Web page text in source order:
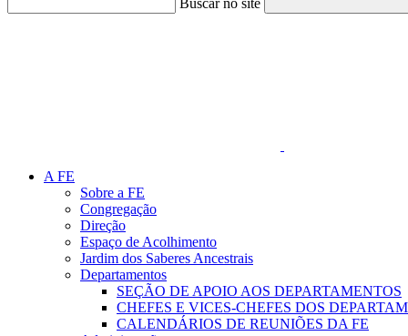
Buscar no site
A FE
Sobre a FE
Congregação
Direção
Espaço de Acolhimento
Jardim dos Saberes Ancestrais
Departamentos
SEÇÃO DE APOIO AOS DEPARTAMENTOS
CHEFES E VICES-CHEFES DOS
CALENDÁRIOS DE REUNIÕES DA FE